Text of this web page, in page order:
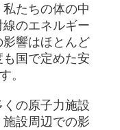
たちの体の中
のエネルギー
響はほとんど
国で定めた安
。
の原子力施設
設周辺での影